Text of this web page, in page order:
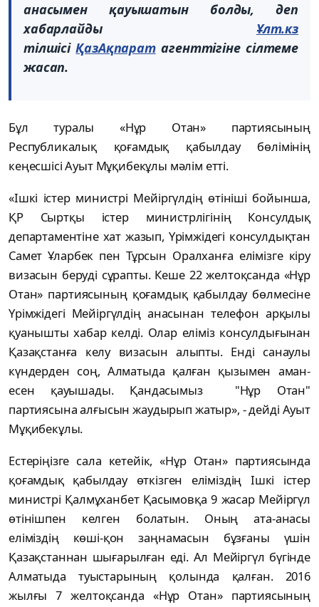
анасымен қауышатын болды, деп
хабарлайды Ұлт.кз
тілшісіҚазАқпаратагенттігіне сілтеме
жасап.
Бұл туралы «Нұр Отан» партиясының
Республикалық қоғамдық қабылдау бөлімінің
кеңесшісі Ауыт Мұқибекұлы мәлім етті.
«Ішкі істер министрі Мейіргүлдің өтініші бойынша,
ҚР Сыртқы істер министрлігінің Консулдық
департаментіне хат жазып, Үрімжідегі консулдықтан
Самет Ұларбек пен Тұрсын Оралханға елімізге кіру
визасын беруді сұрапты. Кеше 22 желтоқсанда «Нұр
Отан» партиясының қоғамдық қабылдау бөлмесіне
Үрімжідегі Мейіргүлдің анасынан телефон арқылы
қуанышты хабар келді. Олар еліміз консулдығынан
Қазақстанға келу визасын алыпты. Енді санаулы
күндерден соң, Алматыда қалған қызымен аман-
есен қауышады. Қандасымыз "Нұр Отан"
партиясына алғысын жаудырып жатыр», - дейді Ауыт
Мұқибекұлы.
Естеріңізге сала кетейік, «Нұр Отан» партиясында
қоғамдық қабылдау өткізген еліміздің Ішкі істер
министрі Қалмұханбет Қасымовқа 9 жасар Мейіргүл
өтінішпен келген болатын. Оның ата-анасы
еліміздің көші-қон заңнамасын бұзғаны үшін
Қазақстаннан шығарылған еді. Ал Мейіргүл бүгінде
Алматыда туыстарының қолында қалған. 2016
жылғы 7 желтоқсанда «Нұр Отан» партиясының